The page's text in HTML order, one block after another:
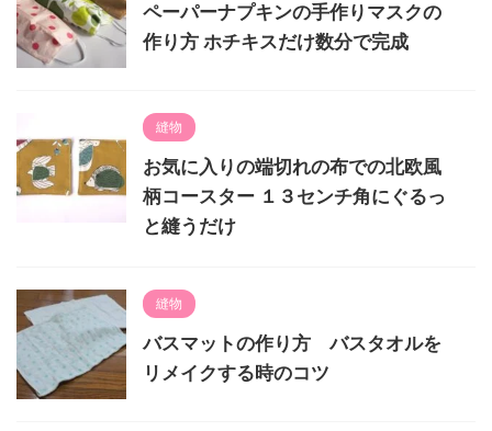
ペーパーナプキンの手作りマスクの
作り方 ホチキスだけ数分で完成
縫物
お気に入りの端切れの布での北欧風
柄コースター １３センチ角にぐるっ
と縫うだけ
縫物
バスマットの作り方 バスタオルを
リメイクする時のコツ